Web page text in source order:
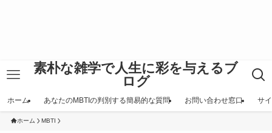
素朴な雑学で人生に彩を与えるブ
ログ
ホーム あなたのMBTIの判別する簡易的な質問 お問い合わせ窓口 サ
ホーム MBTI